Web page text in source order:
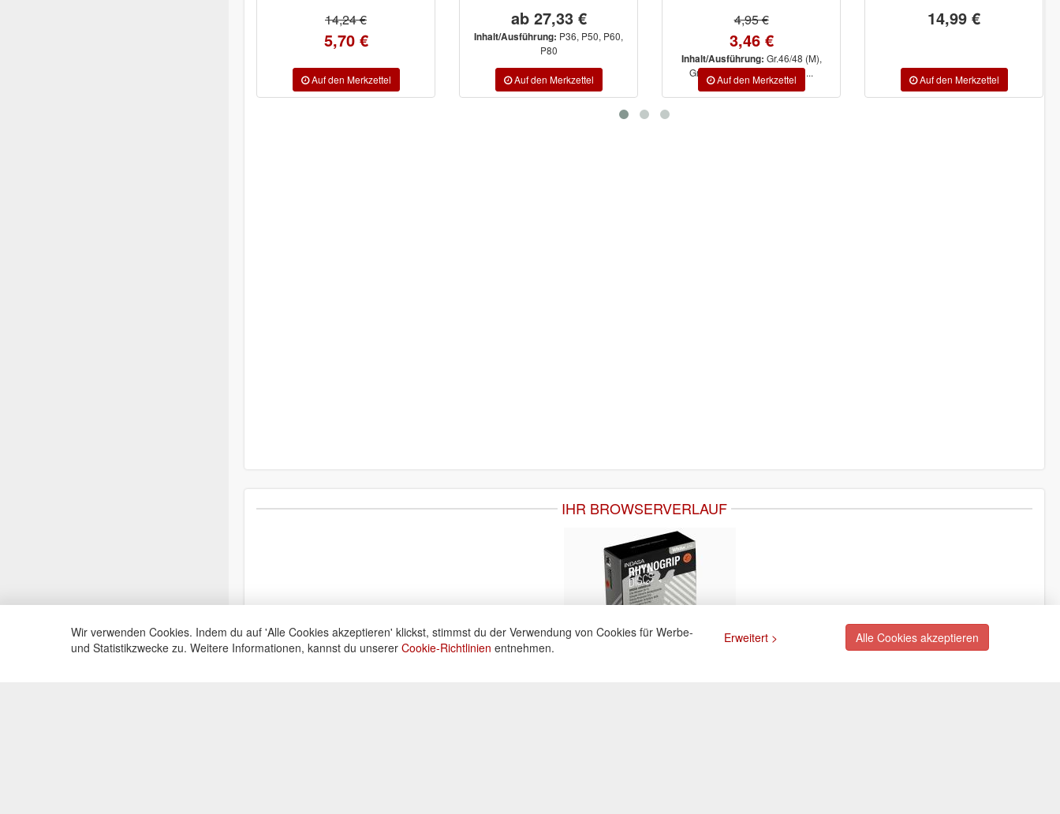
ab 27,33 €
Inhalt/Ausführung: P36, P50, P60,
P80
4,95 €
3,46 €
Inhalt/Ausführung:
Gr.50/52 (L), Gr.54/56 (XL), ...
14,99 € ab 3,57 €
IHR BROWSERVERLAUF
Wir verwenden Cookies. Indem du auf 'Alle Cookies akzeptieren' klickst, stimmst du der Verwendung von Cookies für Werbe-
und Statistikzwecke zu. Weitere Informationen, kannst du unserer Cookie-Richtlinien entnehmen.
Erweitert > Alle Cookies akzeptieren